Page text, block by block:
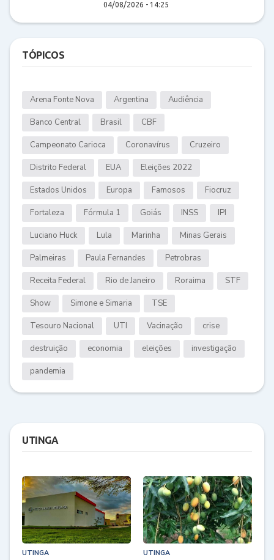
04/08/2026 - 14:25
TÓPICOS
Arena Fonte Nova Argentina Audiência
Banco Central Brasil CBF
Campeonato Carioca Coronavírus Cruzeiro
Distrito Federal EUA Eleições 2022
Estados Unidos Europa Famosos Fiocruz
Fortaleza Fórmula 1 Goiás INSS IPI
Luciano Huck Lula Marinha Minas Gerais
Palmeiras Paula Fernandes Petrobras
Receita Federal Rio de Janeiro Roraima STF
Show Simone e Simaria TSE
Tesouro Nacional UTI Vacinação crise
destruição economia eleições investigação
pandemia
UTINGA
UTINGA UTINGA